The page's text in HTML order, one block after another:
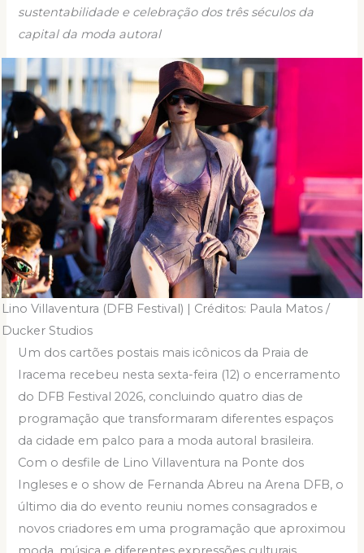
sustentabilidade e celebração dos três séculos da
capital da moda autoral
Lino Villaventura (DFB Festival) | Créditos: Paula Matos /
Ducker Studios
Um dos cartões postais mais icônicos da Praia de
Iracema recebeu nesta sexta-feira (12) o encerramento
do DFB Festival 2026, concluindo quatro dias de
programação que transformaram diferentes espaços
da cidade em palco para a moda autoral brasileira.
Com o desfile de Lino Villaventura na Ponte dos
Ingleses e o show de Fernanda Abreu na Arena DFB, o
último dia do evento reuniu nomes consagrados e
novos criadores em uma programação que aproximou